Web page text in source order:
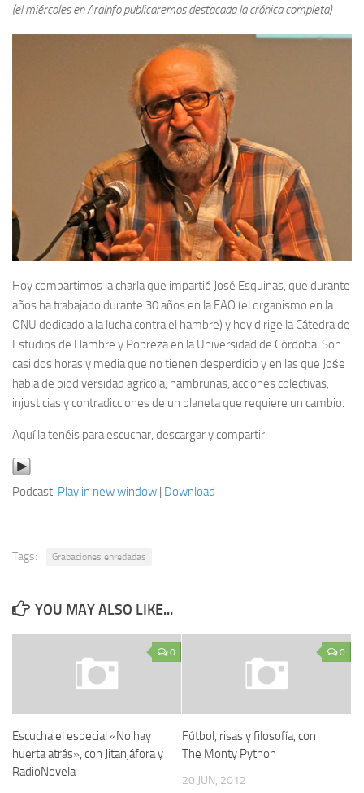
(el miércoles en AraInfo publicaremos destacada la crónica completa)
Hoy compartimos la charla que impartió José Esquinas, que durante
años ha trabajado durante 30 años en la FAO (el organismo en la
ONU dedicado a la lucha contra el hambre) y hoy dirige la Cátedra de
Estudios de Hambre y Pobreza en la Universidad de Córdoba. Son
casi dos horas y media que no tienen desperdicio y en las que Jośe
habla de biodiversidad agrícola, hambrunas, acciones colectivas,
injusticias y contradicciones de un planeta que requiere un cambio.
Aquí la tenéis para escuchar, descargar y compartir.
Podcast: Play in new window | Download
Tags: Grabaciones enredadas
YOU MAY ALSO LIKE...
0
Escucha el especial «No hay
huerta atrás», con Jitanjáfora y
RadioNovela
0
Fútbol, risas y filosofía, con
The Monty Python
20 JUN, 2012